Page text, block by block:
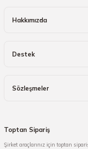
Hakkımızda
Destek
Sözleşmeler
Toptan Sipariş
Şirket araçlarınız için toptan